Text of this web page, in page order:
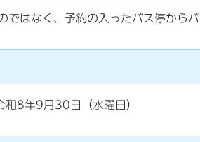
ではなく、 予約の入ったバス停から
8年9月30日（水曜日）